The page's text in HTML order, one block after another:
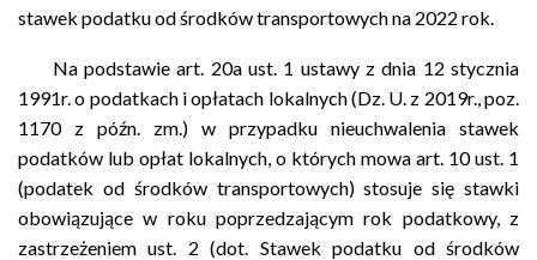
stawek podatku od środków transportowych na 2022 rok.
Na podstawie art. 20a ust. 1 ustawy z dnia 12 stycznia
1991r. o podatkach i opłatach lokalnych (Dz. U. z 2019r., poz.
1170 z późn. zm.) w przypadku nieuchwalenia stawek
podatków lub opłat lokalnych, o których mowa art. 10 ust. 1
(podatek od środków transportowych) stosuje się stawki
obowiązujące w roku poprzedzającym rok podatkowy, z
zastrzeżeniem ust. 2 (dot. Stawek podatku od środków